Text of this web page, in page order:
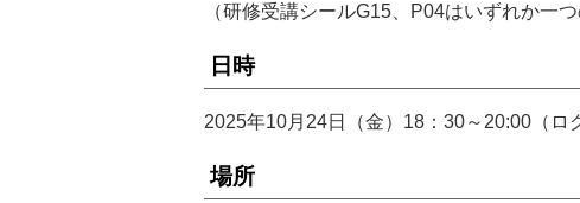
（研修受講シールG15、P04はいずれか一つ
日時
2025年10月24日（金）18：30～20:00（ロ
場所